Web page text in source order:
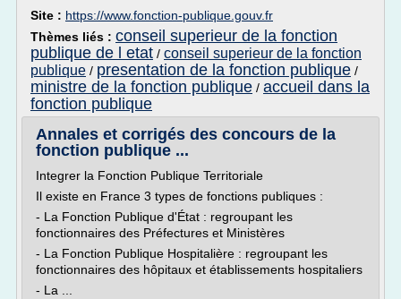
Site : https://www.fonction-publique.gouv.fr
Thèmes liés : conseil superieur de la fonction
publique de l etat / conseil superieur de la fonction
publique / presentation de la fonction publique /
ministre de la fonction publique / accueil dans la
fonction publique
Annales et corrigés des concours de la
fonction publique ...
Integrer la Fonction Publique Territoriale
Il existe en France 3 types de fonctions publiques :
- La Fonction Publique d'État : regroupant les
fonctionnaires des Préfectures et Ministères
- La Fonction Publique Hospitalière : regroupant les
fonctionnaires des hôpitaux et établissements hospitaliers
- La ...